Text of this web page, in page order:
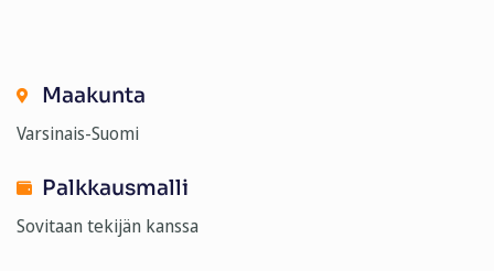
Maakunta
Varsinais-Suomi
Palkkausmalli
Sovitaan tekijän kanssa